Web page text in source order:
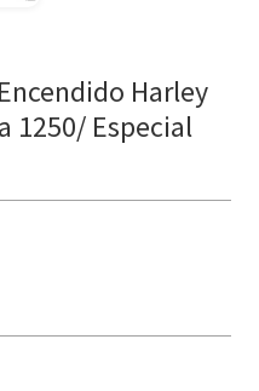
Harley
1250/ Especial